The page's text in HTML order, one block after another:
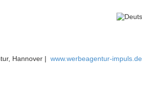
Hannover | www.werbeagentur-impuls.de